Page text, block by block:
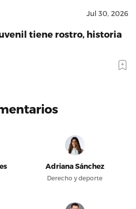
Jul 30, 2026
tiene rostro, historia
Adriana Sánchez
Derecho y deporte